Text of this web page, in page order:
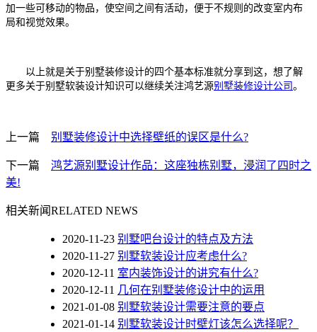
加一些可移动的物品，使空间之间有活动，便于不规则的改变室内布
局和视觉效果。
以上就是关于别墅装修设计的四个基本标准就分享到这，想了解
更多关于别墅软装设计知识可以继续关注鸿艺源别墅装修设计公司。
上一篇 别墅装修设计中选择壁纸的误区是什么?
下一篇 鸿艺源别墅设计作品：这座独栋别墅，浸润了四时之
美!
相关新闻RELATED NEWS
2020-11-23 别墅吧台设计的特点及方法
2020-11-27 别墅软装设计应考虑什么?
2020-12-11 室内装饰设计的讲究有什么?
2020-12-11 几何在别墅装修设计中的运用
2021-01-08 别墅软装设计需要注意的要点
2021-01-14 别墅软装设计时壁灯该怎么选择呢？